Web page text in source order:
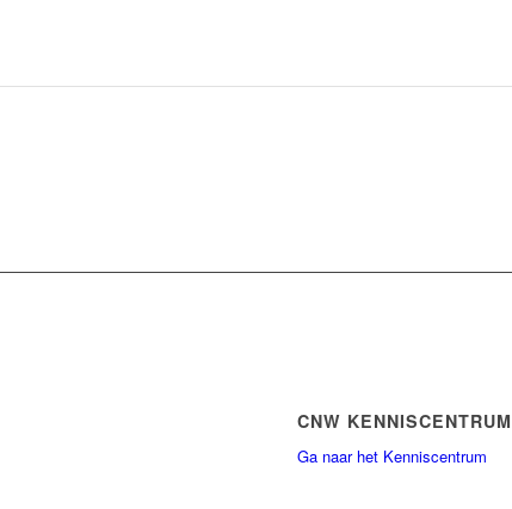
CNW KENNISCENTRUM
Ga naar het Kenniscentrum